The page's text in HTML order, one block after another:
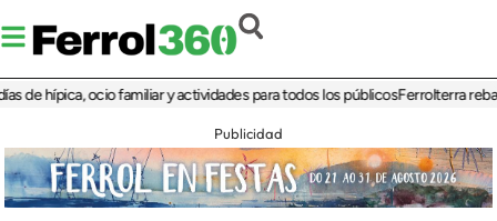
ocio familiar y actividades para todos los públicosFerrolterra rebate a
Publicidad